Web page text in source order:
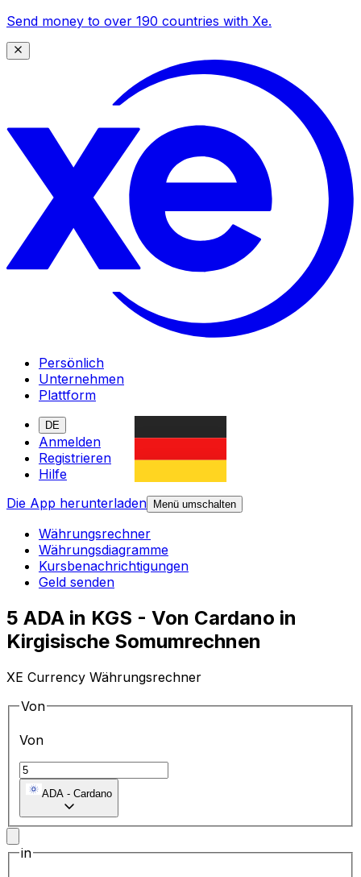
Send money to over 190 countries with Xe.
Persönlich
Unternehmen
Plattform
DE
Anmelden
Registrieren
Hilfe
Die App herunterladen
Menü umschalten
Währungsrechner
Währungsdiagramme
Kursbenachrichtigungen
Geld senden
5 ADA in KGS - Von Cardano in
Kirgisische Somumrechnen
XE Currency Währungsrechner
Von
Von
ADA - Cardano
in